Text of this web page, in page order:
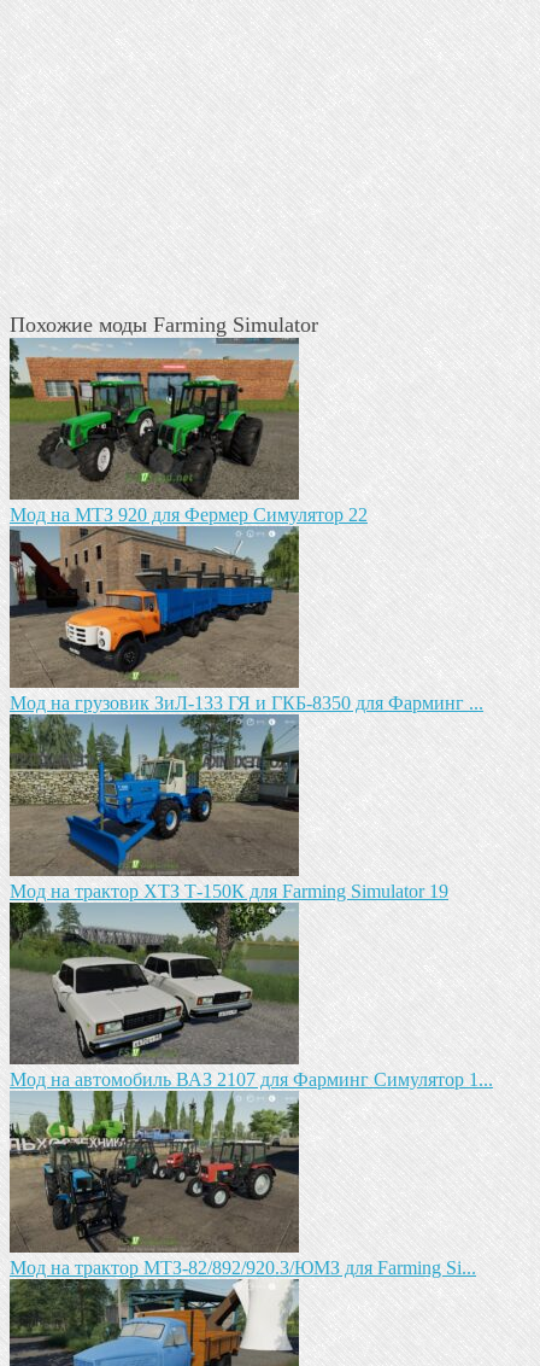
Похожие моды Farming Simulator
Мод на МТЗ 920 для Фермер Симулятор 22
Мод на грузовик ЗиЛ-133 ГЯ и ГКБ-8350 для Фарминг ...
Мод на трактор ХТЗ Т-150К для Farming Simulator 19
Мод на автомобиль ВАЗ 2107 для Фарминг Симулятор 1...
Мод на трактор МТЗ-82/892/920.3/ЮМЗ для Farming Si...